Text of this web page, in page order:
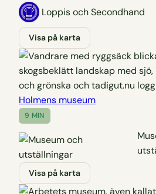
Loppis och Secondhand
Visa på karta
Holmens museum
9 MIN
Visa på karta